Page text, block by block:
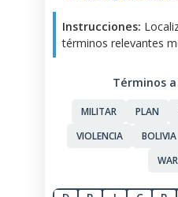
Instrucciones:
términos relevantes
Términos
MILITAR PLAN
VIOLENCIA
BOLIVIA